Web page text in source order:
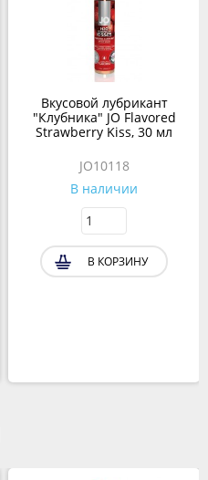
Вкусовой лубрикант
"Клубника" JO Flavored
Strawberry Kiss, 30 мл
JO10118
В наличии
В КОРЗИНУ